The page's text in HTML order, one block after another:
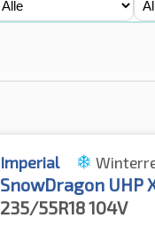
Imperial
SnowDragon UHP
235/55R18104V